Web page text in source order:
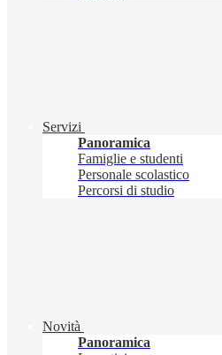
Servizi
Panoramica
Famiglie e studenti
Personale scolastico
Percorsi di studio
Novità
Panoramica